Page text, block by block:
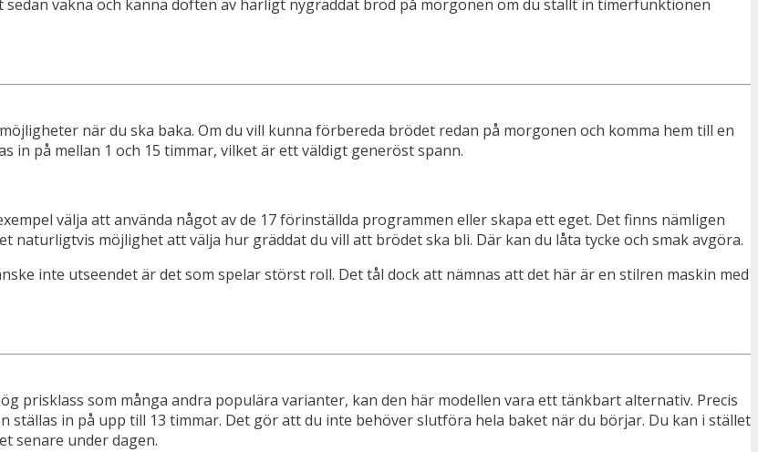
vakna och känna doften av härligt nygräddat bröd på morgonen om du ställt in timerfunktionen
när du ska baka. Om du vill kunna förbereda brödet redan på morgonen och komma hem till en
in på mellan 1 och 15 timmar, vilket är ett väldigt generöst spann.
välja att använda något av de 17 förinställda programmen eller skapa ett eget. Det finns nämligen
naturligtvis möjlighet att välja hur gräddat du vill att brödet ska bli. Där kan du låta tycke och smak avgöra.
inte utseendet är det som spelar störst roll. Det tål dock att nämnas att det här är en stilren maskin med
prisklass som många andra populära varianter, kan den här modellen vara ett tänkbart alternativ. Precis
in på upp till 13 timmar. Det gör att du inte behöver slutföra hela baket när du börjar. Du kan i stället
senare under dagen.